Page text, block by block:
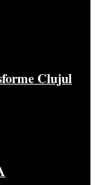
Clujul